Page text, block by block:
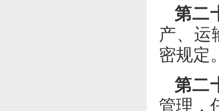
第
产、运
密规定
第
管理，